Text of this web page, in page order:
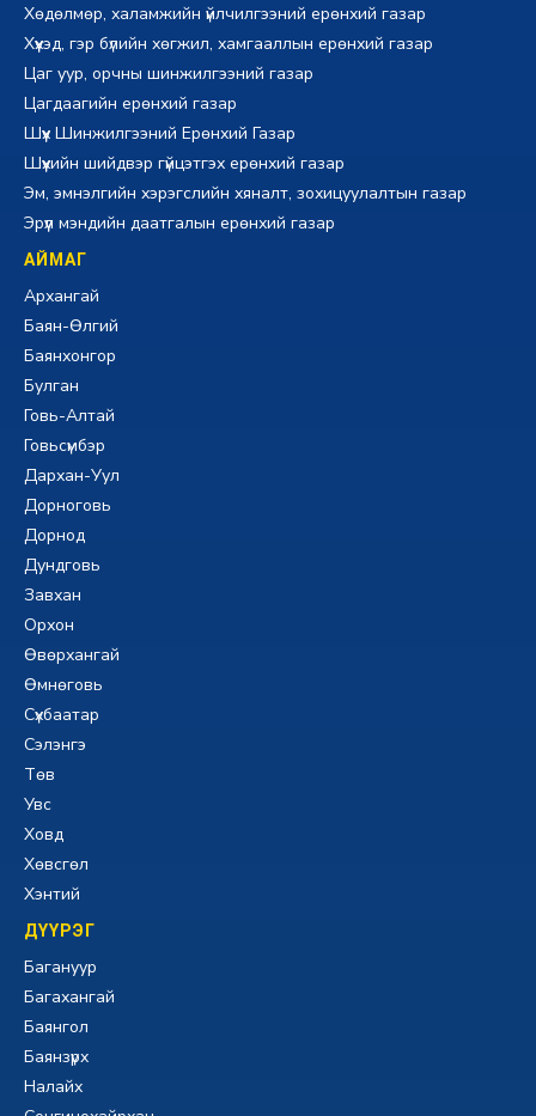
Хөдөлмөр, халамжийн үйлчилгээний ерөнхий газар
Хүүхэд, гэр бүлийн хөгжил, хамгааллын ерөнхий газар
Цаг уур, орчны шинжилгээний газар
Цагдаагийн ерөнхий газар
Шүүх Шинжилгээний Ерөнхий Газар
Шүүхийн шийдвэр гүйцэтгэх ерөнхий газар
Эм, эмнэлгийн хэрэгслийн хяналт, зохицуулалтын газар
Эрүүл мэндийн даатгалын ерөнхий газар
АЙМАГ
Архангай
Баян-Өлгий
Баянхонгор
Булган
Говь-Алтай
Говьсүмбэр
Дархан-Уул
Дорноговь
Дорнод
Дундговь
Завхан
Орхон
Өвөрхангай
Өмнөговь
Сүхбаатар
Сэлэнгэ
Төв
Увс
Ховд
Хөвсгөл
Хэнтий
ДҮҮРЭГ
Багануур
Багахангай
Баянгол
Баянзүрх
Налайх